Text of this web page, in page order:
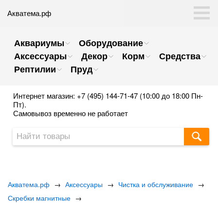
Акватема.рф
Аквариумы
Оборудование
Аксессуары
Декор Корм
Средства
Рептилии
Пруд
Интернет магазин: +7 (495) 144-71-47 (10:00 до 18:00 Пн-
Пт).
Самовывоз временно не работает
Акватема.рф → Аксессуары → Чистка и обслуживание →
Скребки магнитные →